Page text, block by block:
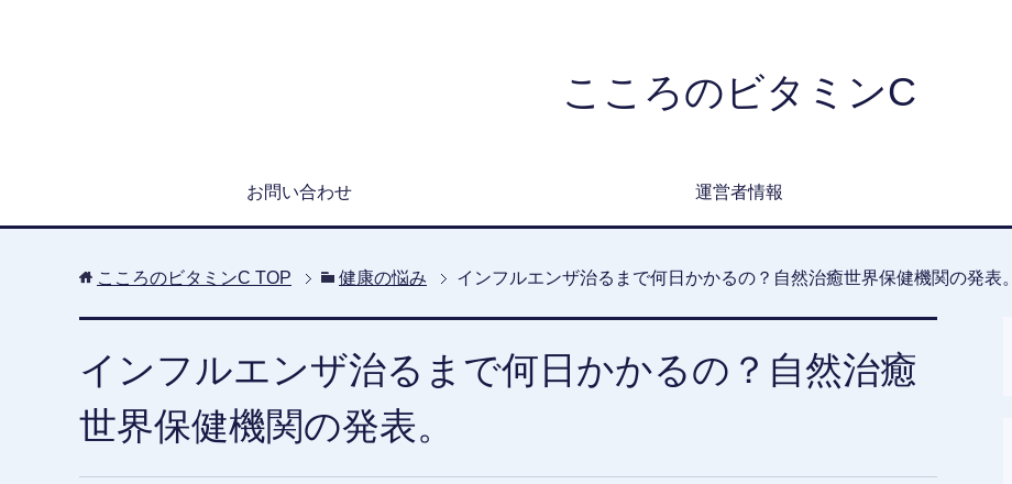
こころのビタミンC
お問い合わせ 運営者情報
こころのビタミンC TOP 健康の悩み インフルエンザ治るまで何日かかるの？自然治癒世界保健機関の発表。
インフルエンザ治るまで何日かかるの？自然治癒
世界保健機関の発表。